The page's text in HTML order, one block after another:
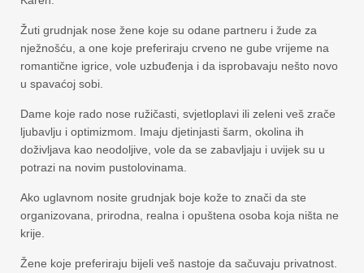
Žuti grudnjak nose žene koje su odane partneru i žude za
nježnošću, a one koje preferiraju crveno ne gube vrijeme na
romantične igrice, vole uzbuđenja i da isprobavaju nešto novo
u spavaćoj sobi.
Dame koje rado nose ružičasti, svjetloplavi ili zeleni veš zrače
ljubavlju i optimizmom. Imaju djetinjasti šarm, okolina ih
doživljava kao neodoljive, vole da se zabavljaju i uvijek su u
potrazi na novim pustolovinama.
Ako uglavnom nosite grudnjak boje kože to znači da ste
organizovana, prirodna, realna i opuštena osoba koja ništa ne
krije.
Žene koje preferiraju bijeli veš nastoje da sačuvaju privatnost.